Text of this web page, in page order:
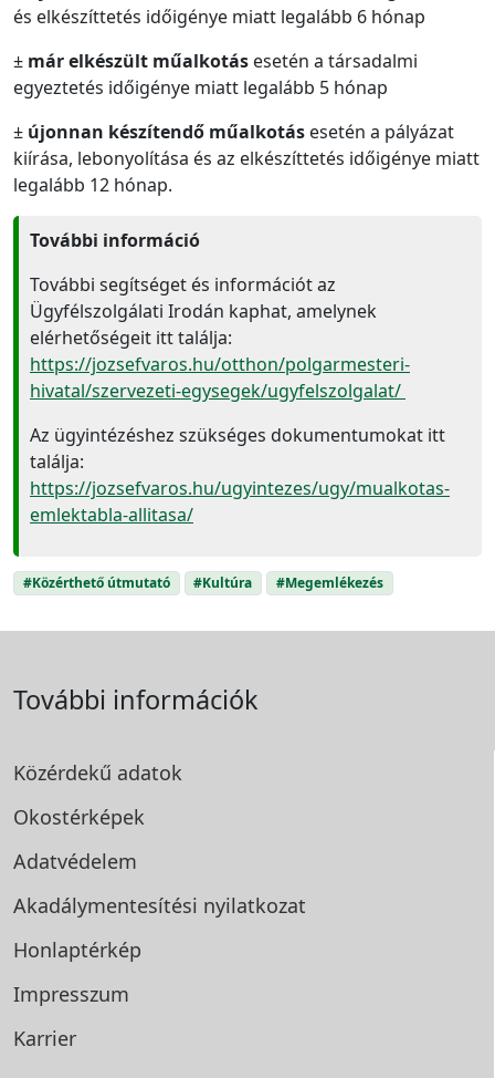
és elkészíttetés időigénye miatt legalább 6 hónap
± már elkészült műalkotás esetén a társadalmi
egyeztetés időigénye miatt legalább 5 hónap
± újonnan készítendő műalkotás esetén a pályázat
kiírása, lebonyolítása és az elkészíttetés időigénye miatt
legalább 12 hónap.
További információ
További segítséget és információt az
Ügyfélszolgálati Irodán kaphat, amelynek
elérhetőségeit itt találja:
https://jozsefvaros.hu/otthon/polgarmesteri-
hivatal/szervezeti-egysegek/ugyfelszolgalat/
Az ügyintézéshez szükséges dokumentumokat itt
találja:
https://jozsefvaros.hu/ugyintezes/ugy/mualkotas-
emlektabla-allitasa/
#Közérthető útmutató #Kultúra #Megemlékezés
További információk
Közérdekű adatok
Okostérképek
Adatvédelem
Akadálymentesítési nyilatkozat
Honlaptérkép
Impresszum
Karrier